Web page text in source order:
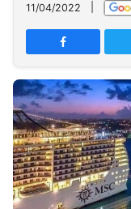
PT
TREETAN
MULTIMEDIA
INDONESIA
Partner
Insight
NTB
Suara
Time
Lens
IDN
Daily
Jogja
Jalan
Rakyat
Idealita
News
Kita
Notice
Radar
Baru
Seedbacklink
11/04/2022